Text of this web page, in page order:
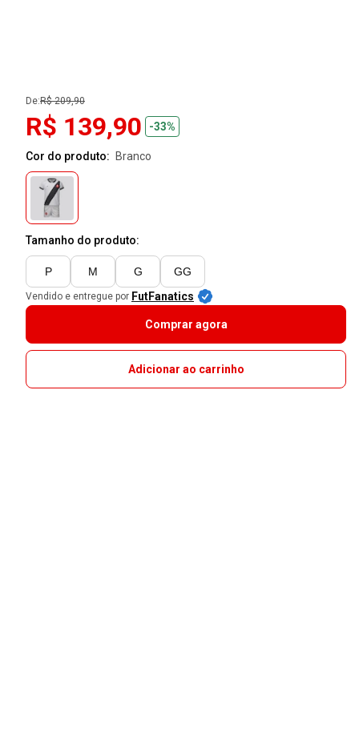
De:R$ 209,90
R$ 139,90 -33%
Cor do produto: branco
Tamanho do produto:
P M G GG
Vendido e entregue por FutFanatics
Comprar agora
Adicionar ao carrinho